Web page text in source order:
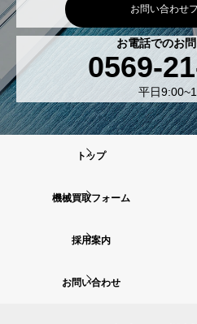
お問い合わせ
お電話でのお
0569-
平日
トップ
機械買取フォーム
採用案内
お問い合わせ